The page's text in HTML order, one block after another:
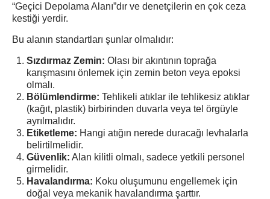
“Geçici Depolama Alanı”dır ve denetçilerin en çok ceza
kestiği yerdir.
Bu alanın standartları şunlar olmalıdır:
Sızdırmaz Zemin: Olası bir akıntının toprağa
karışmasını önlemek için zemin beton veya epoksi
olmalı.
Bölümlendirme: Tehlikeli atıklar ile tehlikesiz atıklar
(kağıt, plastik) birbirinden duvarla veya tel örgüyle
ayrılmalıdır.
Etiketleme: Hangi atığın nerede duracağı levhalarla
belirtilmelidir.
Güvenlik: Alan kilitli olmalı, sadece yetkili personel
girmelidir.
Havalandırma: Koku oluşumunu engellemek için
doğal veya mekanik havalandırma şarttır.